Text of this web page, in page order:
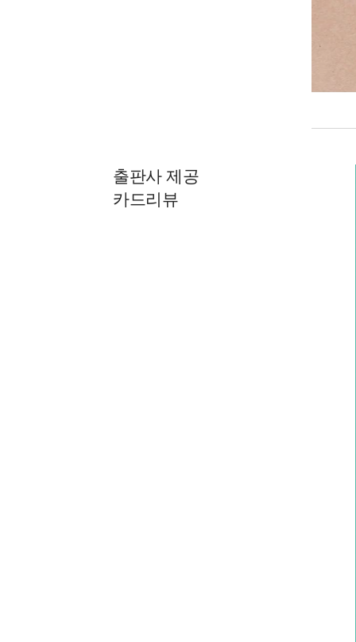
출판사 제공
카드리뷰